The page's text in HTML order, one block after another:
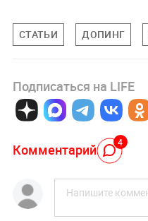
СТАТЬИ ДОПИНГ
Подписаться на LIFE
Комментарий 4